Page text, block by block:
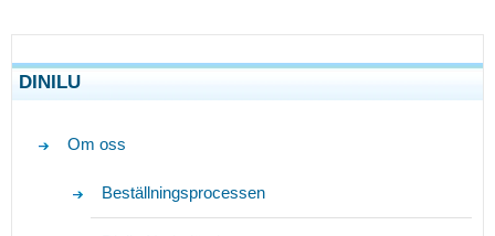
DINILU
Om oss
Beställningsprocessen